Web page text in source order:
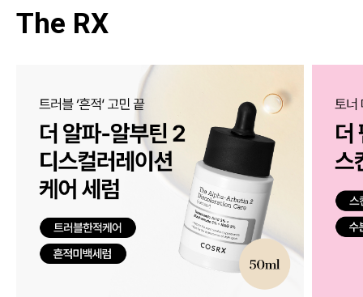
The RX